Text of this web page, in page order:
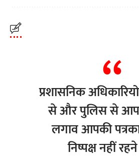
प्रशासनिक
से और पुलिस से
लगाव आपकी
निष्पक्ष नहीं